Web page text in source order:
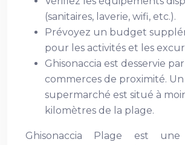
(sanitaires, laverie, wifi, etc.).
Prévoyez un budget
pour les activités et les
Ghisonaccia est desservie
commerces de proximité. Un
supermarché est situé à
kilomètres de la plage.
Ghisonaccia Plage est une